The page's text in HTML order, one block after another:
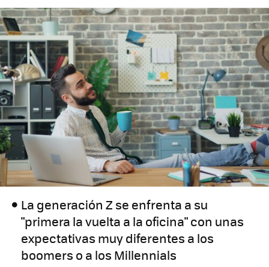
La generación Z se enfrenta a su
"primera la vuelta a la oficina" con unas
expectativas muy diferentes a los
boomers o a los Millennials